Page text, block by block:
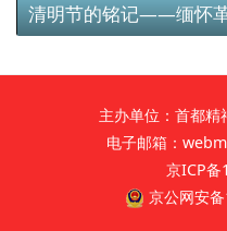
清明节的铭记——缅怀
主办单位：首都精
电子邮箱：
京ICP
京公网安